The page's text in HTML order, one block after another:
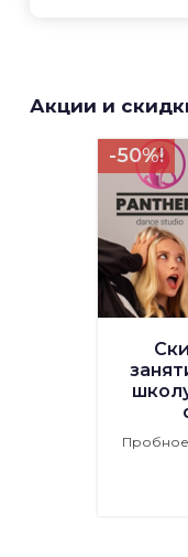
Акции и
-50%!
Пробное